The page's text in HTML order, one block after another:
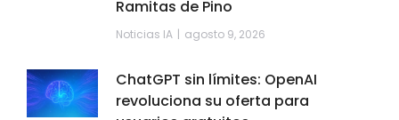
Ramitas de Pino
Noticias IA agosto 9, 2026
ChatGPT sin límites: OpenAI
revoluciona su oferta para